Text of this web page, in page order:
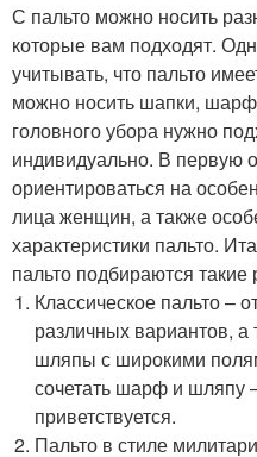
С пальто можно носить
которые вам подходят.
учитывать, что пальто
можно носить шапки,
головного убора нужно
индивидуально. В первую
ориентироваться на
лица женщин, а также
характеристики пальто.
пальто подбираются
Классическое пальто –
различных вариантов, а
шляпы с широкими
сочетать шарф и шляпу
приветствуется.
Пальто в стиле